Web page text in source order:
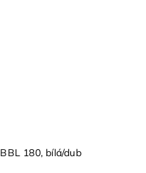
180, bílá/dub